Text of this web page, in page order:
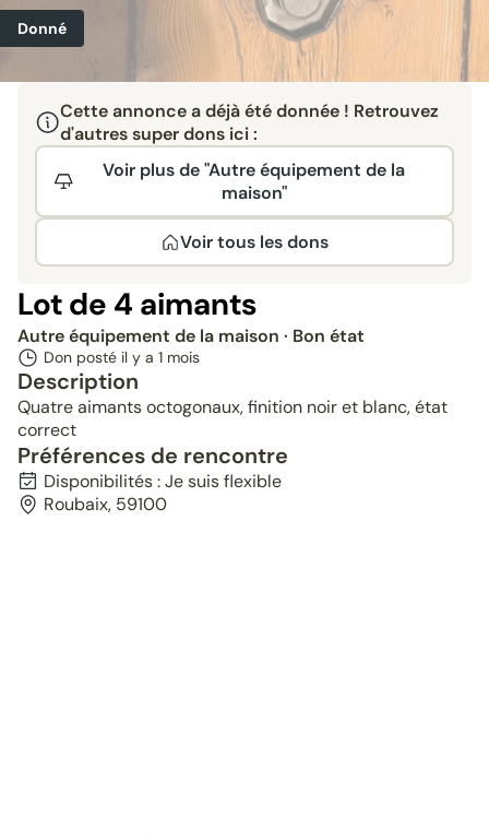
Donné
Cette annonce a déjà été donnée ! Retrouvez
d'autres super dons ici :
Voir plus de "Autre équipement de la
maison"
Voir tous les dons
Lot de 4 aimants
Autre équipement de la maison · Bon état
Don posté il y a 1 mois
Description
Quatre aimants octogonaux, finition noir et blanc, état
correct
Préférences de rencontre
Disponibilités : Je suis flexible
Roubaix, 59100